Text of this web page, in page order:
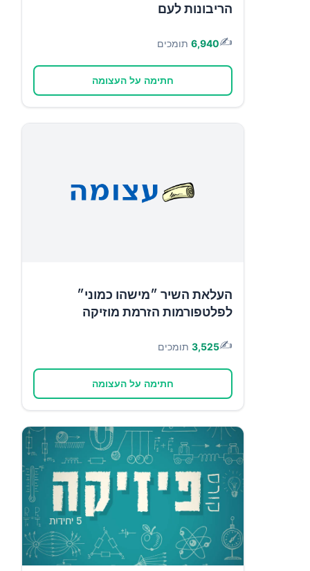
הריבונות לעם
✍️
6,940 תומכים
חתימה על העצומה
העלאת השיר ״מישהו כמוני״
לפלטפורמות הזרמת מוזיקה
✍️
3,525 תומכים
חתימה על העצומה